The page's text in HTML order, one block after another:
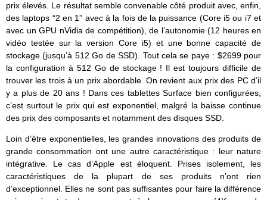
prix élevés. Le résultat semble convenable côté produit avec, enfin,
des laptops “2 en 1” avec à la fois de la puissance (Core i5 ou i7 et
avec un GPU nVidia de compétition), de l’autonomie (12 heures en
vidéo testée sur la version Core i5) et une bonne capacité de
stockage (jusqu’à 512 Go de SSD). Tout cela se paye : $2699 pour
la configuration à 512 Go de stockage ! Il est toujours difficile de
trouver les trois à un prix abordable. On revient aux prix des PC d’il
y a plus de 20 ans ! Dans ces tablettes Surface bien configurées,
c’est surtout le prix qui est exponentiel, malgré la baisse continue
des prix des composants et notamment des disques SSD.
Loin d’être exponentielles, les grandes innovations des produits de
grande consommation ont une autre caractéristique : leur nature
intégrative. Le cas d’Apple est éloquent. Prises isolement, les
caractéristiques de la plupart de ses produits n’ont rien
d’exceptionnel. Elles ne sont pas suffisantes pour faire la différence